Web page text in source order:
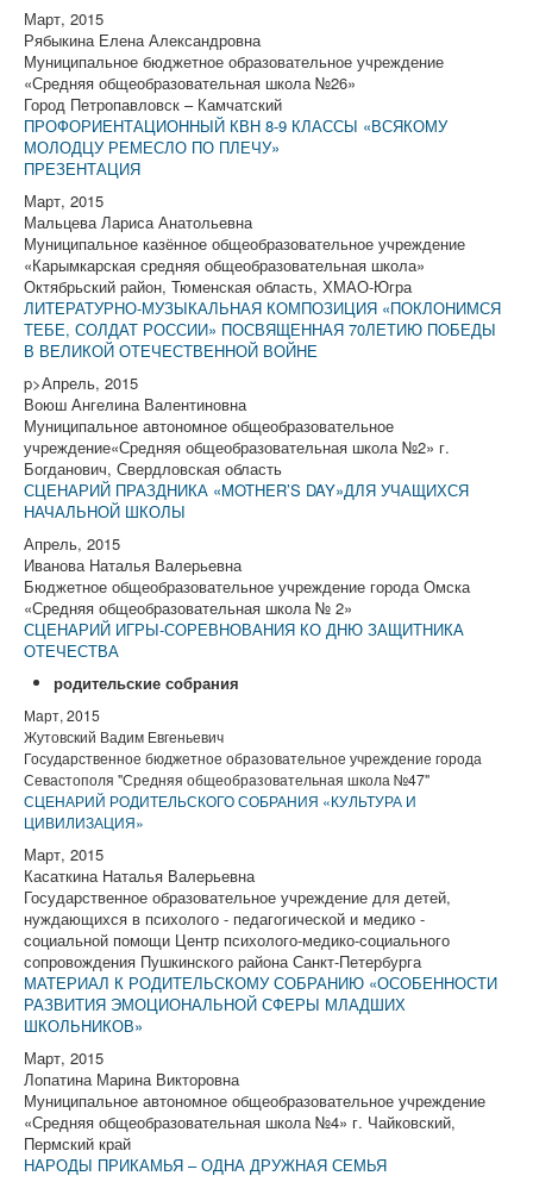
Март, 2015
Рябыкина Елена Александровна
Муниципальное бюджетное образовательное учреждение
«Средняя общеобразовательная школа №26»
Город Петропавловск – Камчатский
ПРОФОРИЕНТАЦИОННЫЙ КВН 8-9 КЛАССЫ «ВСЯКОМУ
МОЛОДЦУ РЕМЕСЛО ПО ПЛЕЧУ»
ПРЕЗЕНТАЦИЯ
Март, 2015
Мальцева Лариса Анатольевна
Муниципальное казённое общеобразовательное учреждение
«Карымкарская средняя общеобразовательная школа»
Октябрьский район, Тюменская область, ХМАО-Югра
ЛИТЕРАТУРНО-МУЗЫКАЛЬНАЯ КОМПОЗИЦИЯ «ПОКЛОНИМСЯ
ТЕБЕ, СОЛДАТ РОССИИ» ПОСВЯЩЕННАЯ 70ЛЕТИЮ ПОБЕДЫ
В ВЕЛИКОЙ ОТЕЧЕСТВЕННОЙ ВОЙНЕ
p>Апрель, 2015
Воюш Ангелина Валентиновна
Муниципальное автономное общеобразовательное
учреждение«Средняя общеобразовательная школа №2» г.
Богданович, Свердловская область
СЦЕНАРИЙ ПРАЗДНИКА «MOTHER’S DAY»ДЛЯ УЧАЩИХСЯ
НАЧАЛЬНОЙ ШКОЛЫ
Апрель, 2015
Иванова Наталья Валерьевна
Бюджетное общеобразовательное учреждение города Омска
«Средняя общеобразовательная школа № 2»
СЦЕНАРИЙ ИГРЫ-СОРЕВНОВАНИЯ КО ДНЮ ЗАЩИТНИКА
ОТЕЧЕСТВА
родительские собрания
Март, 2015
Жутовский Вадим Евгеньевич
Государственное бюджетное образовательное учреждение города
Севастополя "Средняя общеобразовательная школа №47"
СЦЕНАРИЙ РОДИТЕЛЬСКОГО СОБРАНИЯ «КУЛЬТУРА И
ЦИВИЛИЗАЦИЯ»
Март, 2015
Касаткина Наталья Валерьевна
Государственное образовательное учреждение для детей,
нуждающихся в психолого - педагогической и медико -
социальной помощи Центр психолого-медико-социального
сопровождения Пушкинского района Санкт-Петербурга
МАТЕРИАЛ К РОДИТЕЛЬСКОМУ СОБРАНИЮ «ОСОБЕННОСТИ
РАЗВИТИЯ ЭМОЦИОНАЛЬНОЙ СФЕРЫ МЛАДШИХ
ШКОЛЬНИКОВ»
Март, 2015
Лопатина Марина Викторовна
Муниципальное автономное общеобразовательное учреждение
«Средняя общеобразовательная школа №4» г. Чайковский,
Пермский край
НАРОДЫ ПРИКАМЬЯ – ОДНА ДРУЖНАЯ СЕМЬЯ